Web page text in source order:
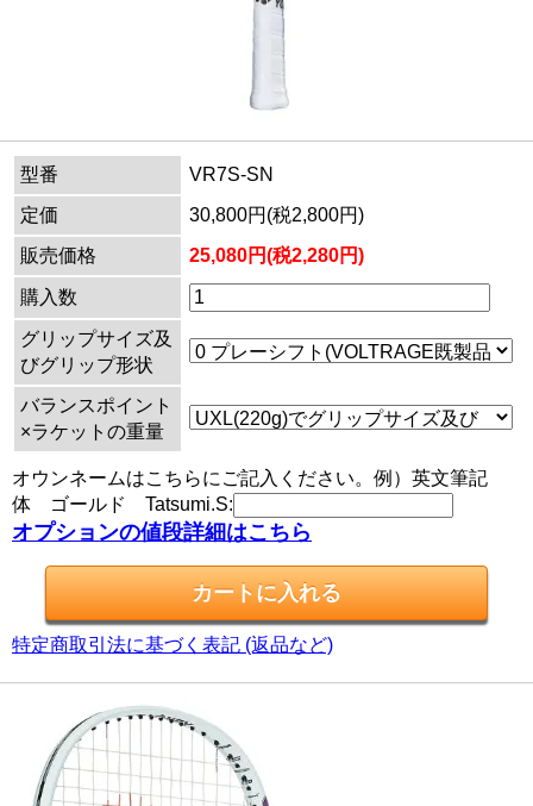
型番
VR7S-SN
定価
30,800円(税2,800円)
販売価格
25,080円(税2,280円)
購入数
グリップサイズ及
びグリップ形状
バランスポイント
×ラケットの重量
オウンネームはこちらにご記入ください。例）英文筆記
体 ゴールド Tatsumi.S:
オプションの値段詳細はこちら
特定商取引法に基づく表記 (返品など)